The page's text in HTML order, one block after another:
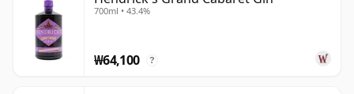
700ml • 43.4%
₩64,100 ?